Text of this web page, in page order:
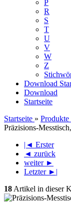
P
R
S
T
U
V
W
Z
Download
Download
Startseite
Startseite » Produkte
Präzisions-
|◄ Erster
◄ zurück
weiter ►
Letzter ►|
18 Artikel in dieser